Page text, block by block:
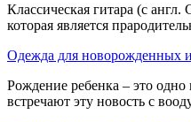
Классическая гитара (с
которая является
Одежда для новорожденных и
Рождение ребенка – это
встречают эту новость с